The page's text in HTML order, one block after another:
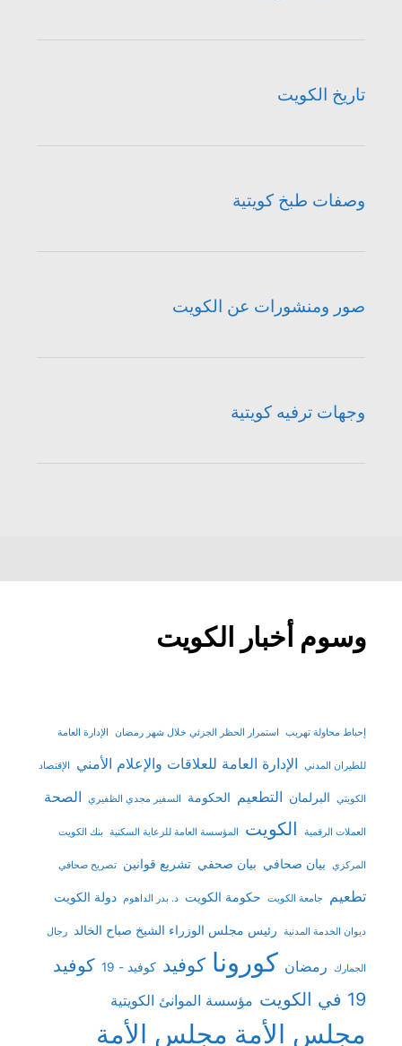
تاريخ الكويت
وصفات طبخ كويتية
صور ومنشورات عن الكويت
وجهات ترفيه كويتية
وسوم أخبار الكويت
إحباط محاولة تهريب استمرار الحظر الجزئي خلال شهر رمضان الإدارة العامة
للطيران المدني الإدارة العامة للعلاقات والإعلام الأمني الإقتصاد
الكويتي البرلمان التطعيم الحكومة السفير مجدي الظفيري الصحة
العملات الرقمية الكويت المؤسسة العامة للرعاية السكنية بنك الكويت
المركزي بيان صحافي بيان صحفي تشريع قوانين تصريح صحافي
تطعيم جامعة الكويت حكومة الكويت د. بدر الداهوم دولة الكويت
ديوان الخدمة المدنية رئيس مجلس الوزراء الشيخ صباح الخالد رجال
الجمارك رمضان كورونا كوفيد كوفيد - 19
كوفيد
19 في الكويت
مؤسسة الموانئ الكويتية
مجلس الأمة مجلس الأمة